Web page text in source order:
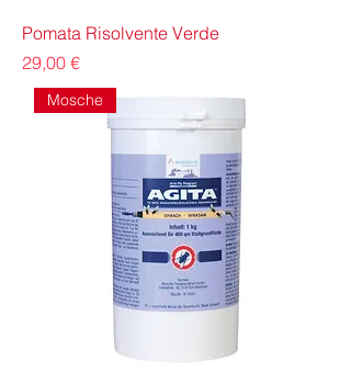
Pomata Risolvente Verde
Prezzo
29,00 €
Mosche